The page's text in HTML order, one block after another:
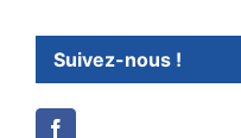
Suivez-nous !